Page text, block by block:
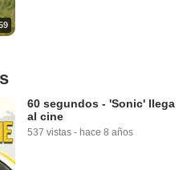
60 segundos - 'Sonic' llega
al cine
537 vistas - hace 8 años